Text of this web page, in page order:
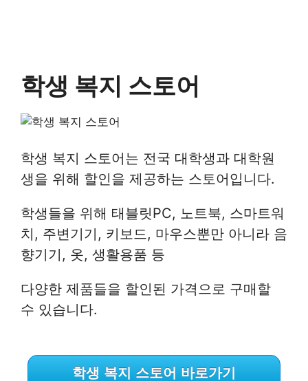
학생 복지 스토어
학생 복지 스토어는 전국 대학생과 대학원
생을 위해 할인을 제공하는 스토어입니다.
학생들을 위해 태블릿PC, 노트북, 스마트워
치, 주변기기, 키보드, 마우스뿐만 아니라 음
향기기, 옷, 생활용품 등
다양한 제품들을 할인된 가격으로 구매할
수 있습니다.
학생 복지 스토어 바로가기